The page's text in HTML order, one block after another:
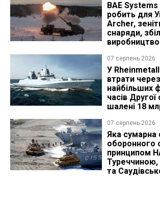
BAE
робить для
Archer,
снаряди,
07 серпень 2026
У
втрати
найбільших
часів Другої
шалені 18
07 серпень 2026
Яка сумарна
оборонного
принципом
та